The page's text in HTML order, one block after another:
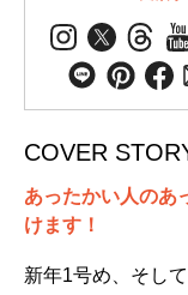
COVER
あったかい人のあ
けます！
新年1号め、そし